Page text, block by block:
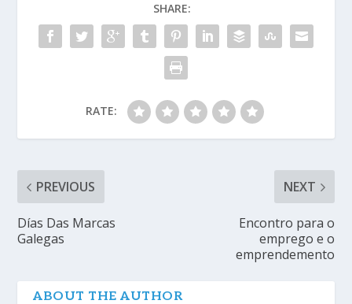
SHARE:
RATE:
PREVIOUS
Días Das Marcas
Galegas
NEXT
Encontro para o
emprego e o
emprendemento
ABOUT THE AUTHOR